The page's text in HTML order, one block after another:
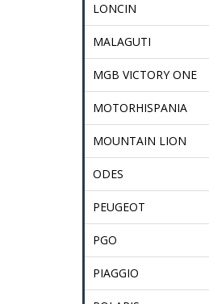
LONCIN
MALAGUTI
MGB VICTORY ONE
MOTORHISPANIA
MOUNTAIN LION
ODES
PEUGEOT
PGO
PIAGGIO